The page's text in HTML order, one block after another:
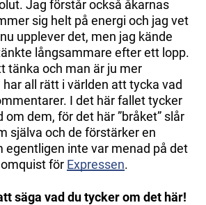
Jag förstår också åkarnas
sig helt på energi och jag vet
upplever det, men jag kände
långsammare efter ett lopp.
tänka och man är ju mer
all rätt i världen att tycka vad
I det här fallet tycker
om dem, för det här ”bråket” slår
själva och de förstärker en
egentligen inte var menad på det
för Expressen.
säga vad du tycker om det här!